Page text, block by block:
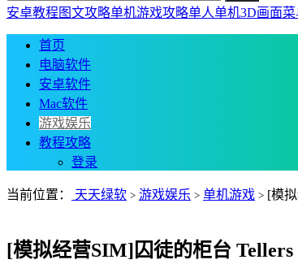
安卓教程 图文攻略单机游戏攻略单人单机3D画面菜
首页
电脑软件
安卓软件
Mac软件
游戏娱乐
教程攻略
登录
当前位置： 天天绿软 > 游戏娱乐 > 单机游戏 > [模
[模拟经营SIM]囚徒的柜台